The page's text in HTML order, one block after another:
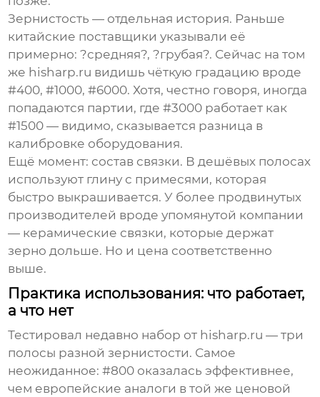
Зернистость — отдельная история. Раньше
китайские поставщики указывали её
примерно: ?средняя?, ?грубая?. Сейчас на том
же hisharp.ru видишь чёткую градацию вроде
#400, #1000, #6000. Хотя, честно говоря, иногда
попадаются партии, где #3000 работает как
#1500 — видимо, сказывается разница в
калибровке оборудования.
Ещё момент: состав связки. В дешёвых полосах
используют глину с примесями, которая
быстро выкрашивается. У более продвинутых
производителей вроде упомянутой компании
— керамические связки, которые держат
зерно дольше. Но и цена соответственно
выше.
Практика использования: что работает,
а что нет
Тестировал недавно набор от hisharp.ru — три
полосы разной зернистости. Самое
неожиданное: #800 оказалась эффективнее,
чем европейские аналоги в той же ценовой